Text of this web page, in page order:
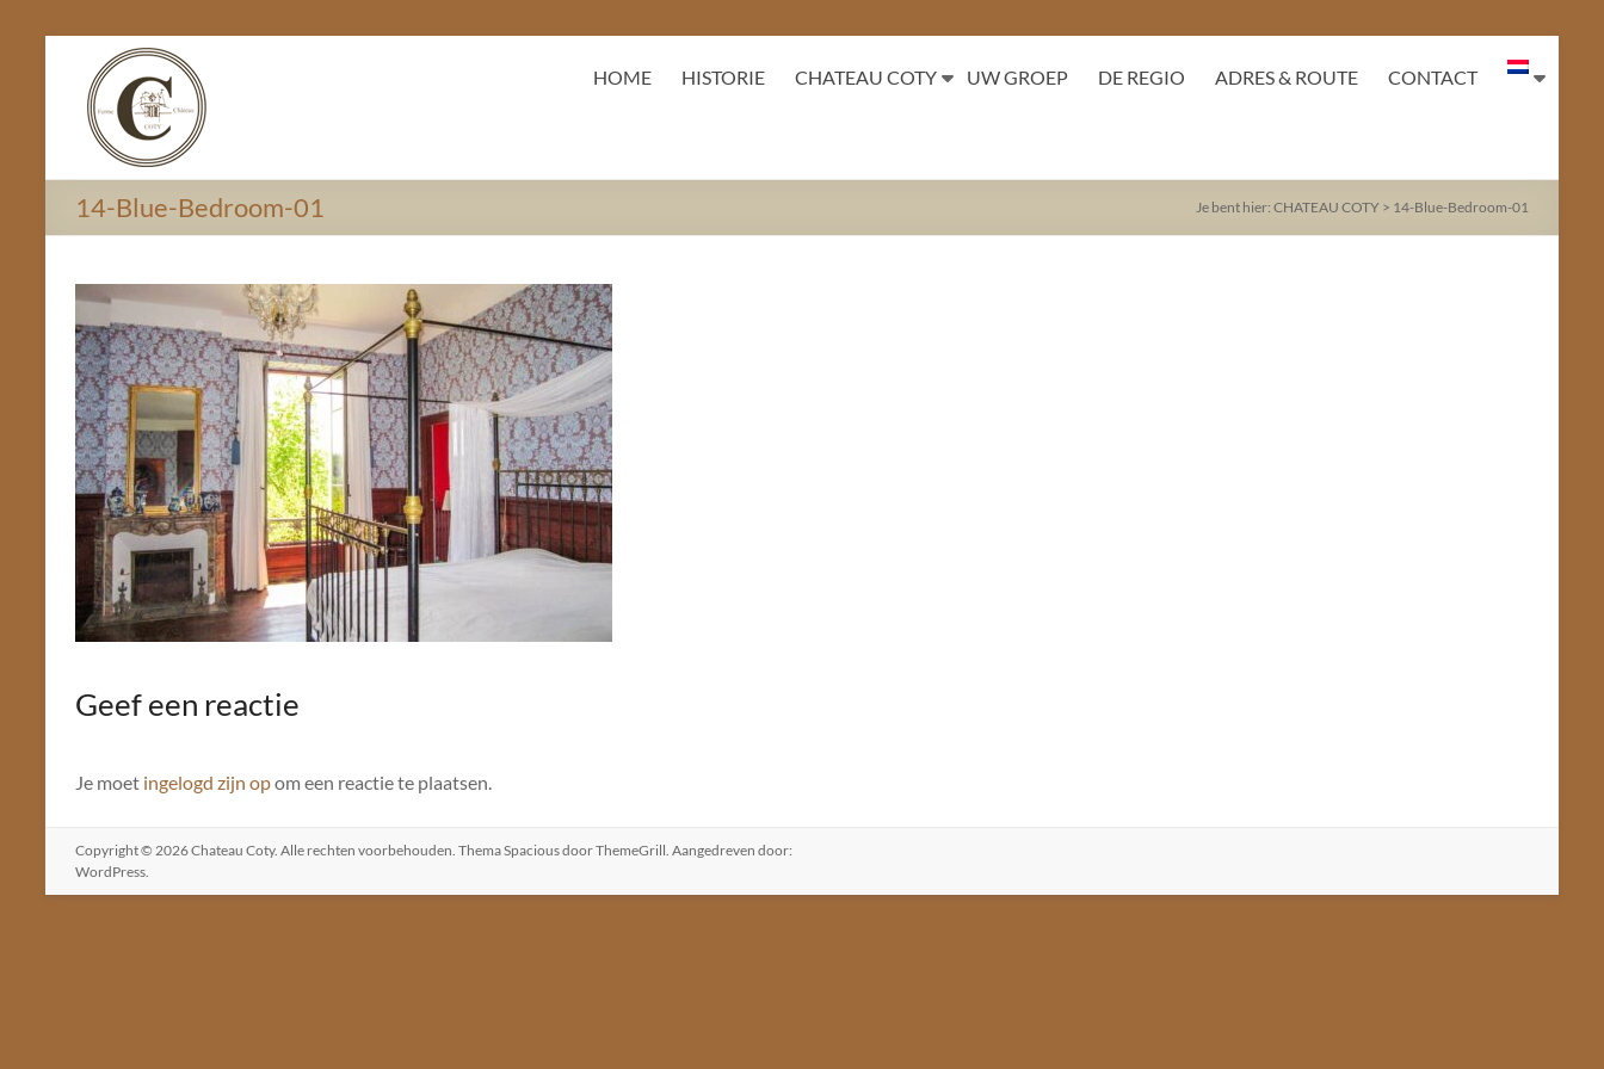
inhoud
Chateau
Coty
HOME HISTORIE CHATEAU COTY UW GROEP DE REGIO ADRES & ROUTE CONTACT
14-Blue-Bedroom-01 Je bent hier: CHATEAU COTY > 14-Blue-Bedroom-01
Geef een reactie
Je moet ingelogd zijn opom een reactie te plaatsen.
Copyright © 2026Chateau Coty. Alle rechten voorbehouden. ThemaSpaciousdoor ThemeGrill. Aangedreven door:
WordPress.